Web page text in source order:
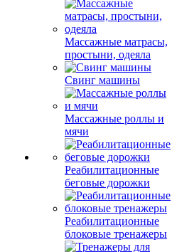
Массажные матрасы,
простыни, одеяла
Свинг машины
Массажные роллы и
мячи
Реабилитационные
беговые дорожки
Реабилитационные
блоковые тренажеры